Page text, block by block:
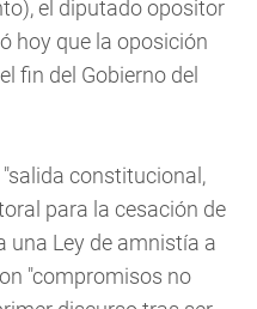
el diputado opositor
hoy que la oposición
fin del Gobierno del
constitucional,
para la cesación de
una Ley de amnistía a
"compromisos no